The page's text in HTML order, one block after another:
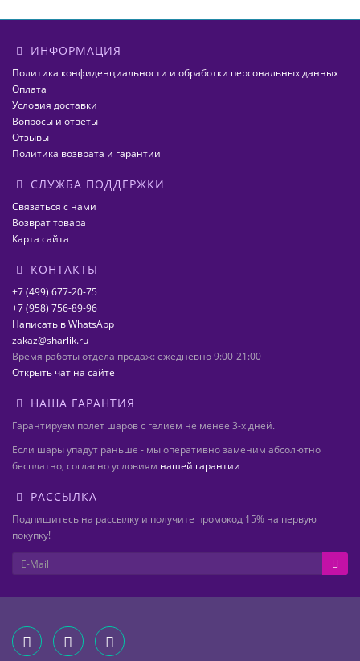
ИНФОРМАЦИЯ
Политика конфиденциальности и обработки персональных данных
Оплата
Условия доставки
Вопросы и ответы
Отзывы
Политика возврата и гарантии
СЛУЖБА ПОДДЕРЖКИ
Связаться с нами
Возврат товара
Карта сайта
КОНТАКТЫ
+7 (499) 677-20-75
+7 (958) 756-89-96
Написать в WhatsApp
zakaz@sharlik.ru
Время работы отдела продаж: ежедневно 9:00-21:00
Открыть чат на сайте
НАША ГАРАНТИЯ
Гарантируем полёт шаров с гелием не менее 3-х дней.
Если шары упадут раньше - мы оперативно заменим абсолютно
бесплатно, согласно условиям нашей гарантии
РАССЫЛКА
Подпишитесь на рассылку и получите промокод 15% на первую
покупку!